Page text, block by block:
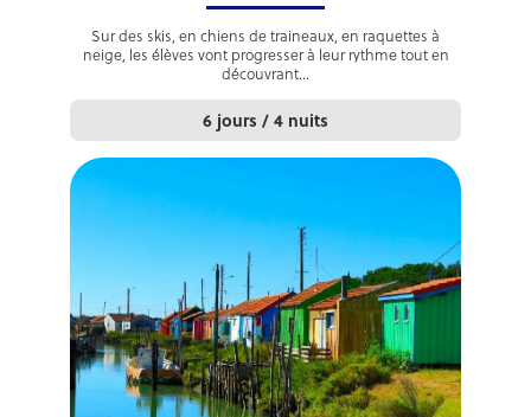
Sur des skis, en chiens de traineaux, en raquettes à
neige, les élèves vont progresser à leur rythme tout en
découvrant...
6 jours / 4 nuits